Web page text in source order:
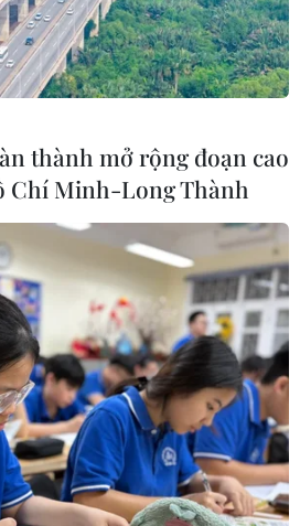
MỤC
nhiều nguồn tư
thành mở rộng đoạn cao
Chí Minh-Long Thành